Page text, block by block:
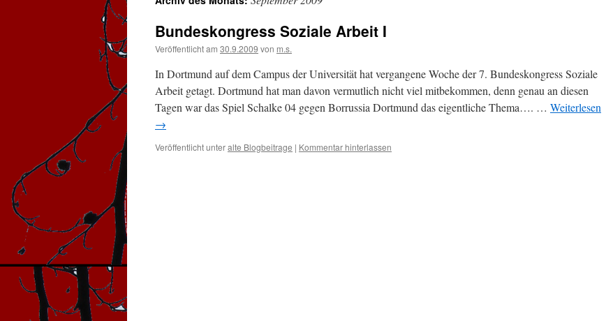
Bundeskongress Soziale Arbeit I
Veröffentlicht am 30.9.2009 von m.s.
In Dortmund auf dem Campus der Universität hat vergangene Woche der 7. Bundeskongress Soziale
Arbeit getagt. Dortmund hat man davon vermutlich nicht viel mitbekommen, denn genau an diesen
Tagen war das Spiel Schalke 04 gegen Borrussia Dortmund das eigentliche Thema…. … Weiterlesen
→
Veröffentlicht unteralte Blogbeitrage | Kommentar hinterlassen